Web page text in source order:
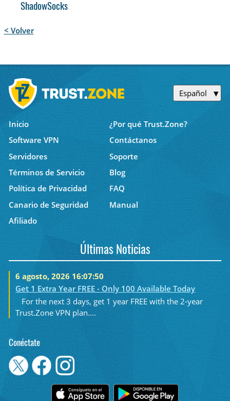
ShadowSocks
< Volver
Español
Inicio
¿Por qué Trust.Zone?
Software VPN
Contáctanos
Servidores
Soporte
Términos de Servicio
Blog
Política de Privacidad
FAQ
Canario de Seguridad
Manual
Afiliado
Últimas Noticias
6 agosto, 2026 16:07:50
Get 1 Extra Year FREE - Only 100 Available Today
For the next 3 days, get 1 year FREE with the 2-year
Trust.Zone VPN plan....
Conéctate